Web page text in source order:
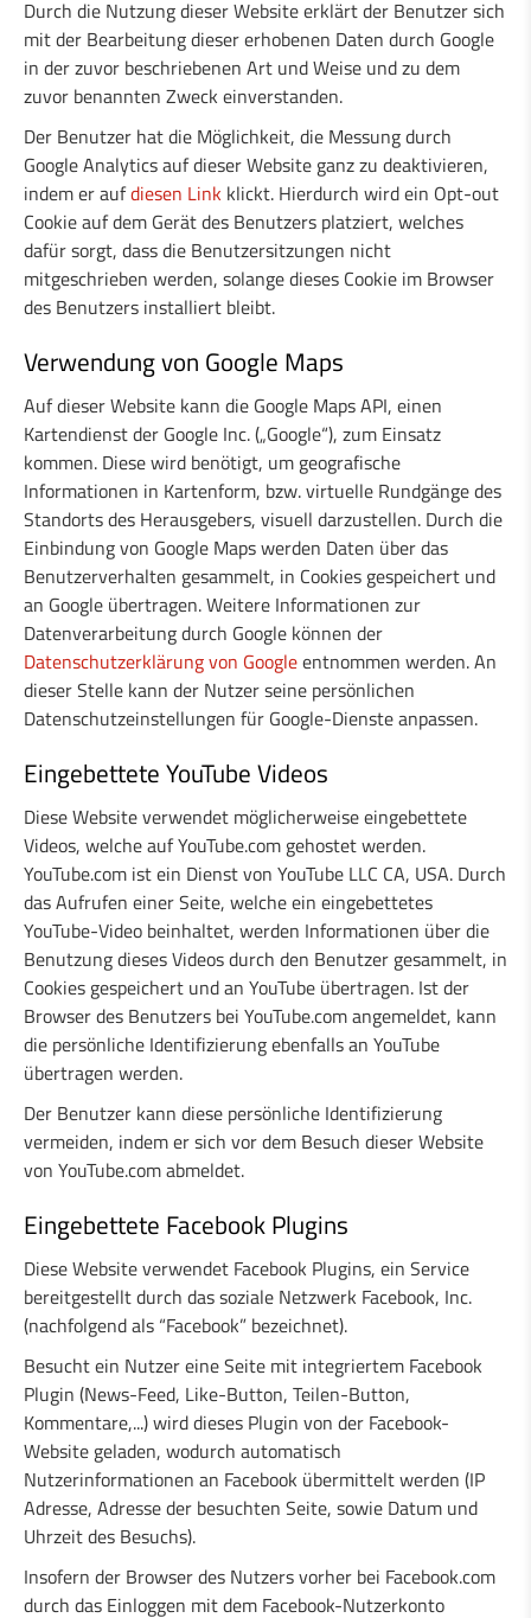
Durch die Nutzung dieser Website erklärt der Benutzer sich
mit der Bearbeitung dieser erhobenen Daten durch Google
in der zuvor beschriebenen Art und Weise und zu dem
zuvor benannten Zweck einverstanden.
Der Benutzer hat die Möglichkeit, die Messung durch
Google Analytics auf dieser Website ganz zu deaktivieren,
indem er aufdiesen Link klickt. Hierdurch wird ein Opt-out
Cookie auf dem Gerät des Benutzers platziert, welches
dafür sorgt, dass die Benutzersitzungen nicht
mitgeschrieben werden, solange dieses Cookie im Browser
des Benutzers installiert bleibt.
Verwendung von Google Maps
Auf dieser Website kann die Google Maps API, einen
Kartendienst der Google Inc. („Google“), zum Einsatz
kommen. Diese wird benötigt, um geografische
Informationen in Kartenform, bzw. virtuelle Rundgänge des
Standorts des Herausgebers, visuell darzustellen. Durch die
Einbindung von Google Maps werden Daten über das
Benutzerverhalten gesammelt, in Cookies gespeichert und
an Google übertragen. Weitere Informationen zur
Datenverarbeitung durch Google können der
Datenschutzerklärung von Googleentnommen werden. An
dieser Stelle kann der Nutzer seine persönlichen
Datenschutzeinstellungen für Google-Dienste anpassen.
Eingebettete YouTube Videos
Diese Website verwendet möglicherweise eingebettete
Videos, welche auf YouTube.com gehostet werden.
YouTube.com ist ein Dienst von YouTube LLC CA, USA. Durch
das Aufrufen einer Seite, welche ein eingebettetes
YouTube-Video beinhaltet, werden Informationen über die
Benutzung dieses Videos durch den Benutzer gesammelt, in
Cookies gespeichert und an YouTube übertragen. Ist der
Browser des Benutzers bei YouTube.com angemeldet, kann
die persönliche Identifizierung ebenfalls an YouTube
übertragen werden.
Der Benutzer kann diese persönliche Identifizierung
vermeiden, indem er sich vor dem Besuch dieser Website
von YouTube.com abmeldet.
Eingebettete Facebook Plugins
Diese Website verwendet Facebook Plugins, ein Service
bereitgestellt durch das soziale Netzwerk Facebook, Inc.
(nachfolgend als “Facebook” bezeichnet).
Besucht ein Nutzer eine Seite mit integriertem Facebook
Plugin (News-Feed, Like-Button, Teilen-Button,
Kommentare,...) wird dieses Plugin von der Facebook-
Website geladen, wodurch automatisch
Nutzerinformationen an Facebook übermittelt werden (IP
Adresse, Adresse der besuchten Seite, sowie Datum und
Uhrzeit des Besuchs).
Insofern der Browser des Nutzers vorher bei Facebook.com
durch das Einloggen mit dem Facebook-Nutzerkonto